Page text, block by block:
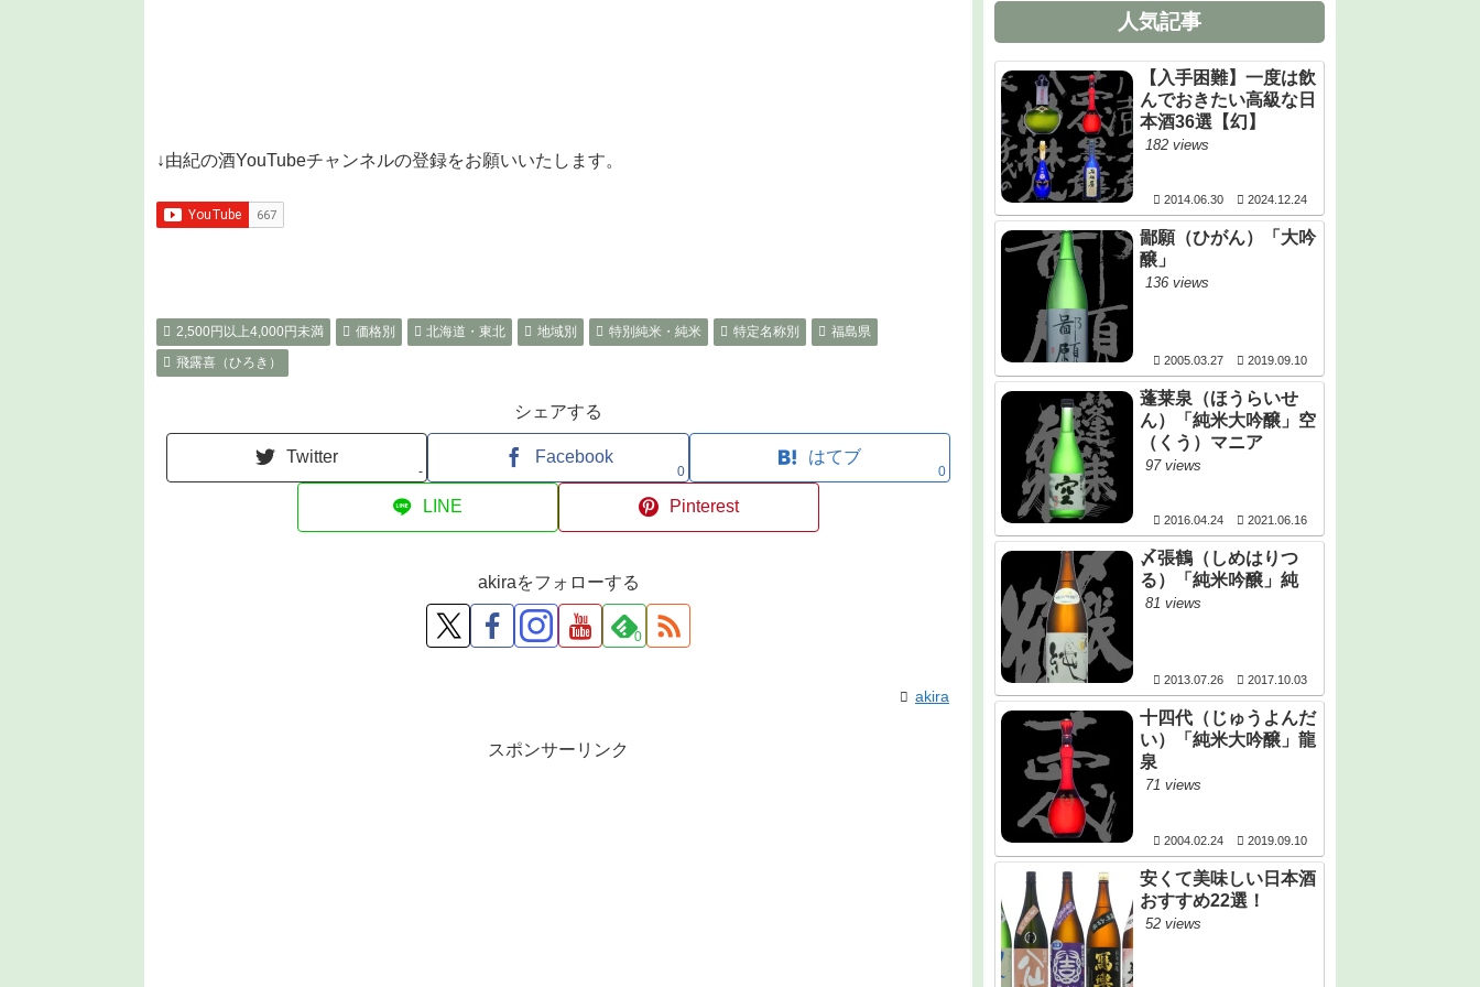
↓由紀の酒YouTubeチャンネルの登録をお願いいたします。
2,500円以上4,000円未満 価格別 北海道・東北 地域別 特別純米・純米 特定名称別
福島県
飛露喜（ひろき）
シェアする
Twitter
-
Facebook
0
はてブ
0
LINE Pinterest
akiraをフォローする
0
akira
スポンサーリンク
人気記事
【入手困難】一度は飲
んでおきたい高級な日
本酒36選【幻】
182 views
2014.06.30 2024.12.24
鄙願（ひがん）「大吟
醸」
136 views
2005.03.27 2019.09.10
蓬莱泉（ほうらいせ
ん）「純米大吟醸」空
（くう）マニア
97 views
2016.04.24 2021.06.16
〆張鶴（しめはりつ
る）「純米吟醸」純
81 views
2013.07.26 2017.10.03
十四代（じゅうよんだ
い）「純米大吟醸」龍
泉
71 views
2004.02.24 2019.09.10
安くて美味しい日本酒
おすすめ22選！
52 views